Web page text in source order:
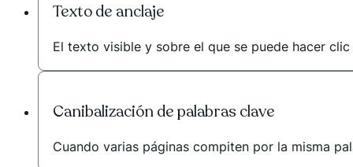
Texto de anclaje
El texto visible y sobre el que se puede hacer clic
Canibalización de palabras clave
Cuando varias páginas compiten por la misma